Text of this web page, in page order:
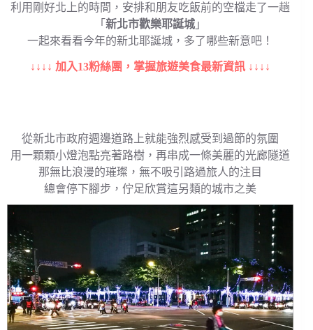
利用剛好北上的時間，安排和朋友吃飯前的空檔走了一趟
「新北市歡樂耶誕城 」
一起來看看今年的新北耶誕城，多了哪些新意吧！
↓↓↓↓ 加入13粉絲團，掌握旅遊美食最新資訊 ↓↓↓↓
從新北市政府週邊道路上就能強烈感受到過節的氛圍
用一顆顆小燈泡點亮著路樹，再串成一條美麗的光廊隧道
那無比浪漫的璀璨，無不吸引路過旅人的注目
總會停下腳步，佇足欣賞這另類的城市之美